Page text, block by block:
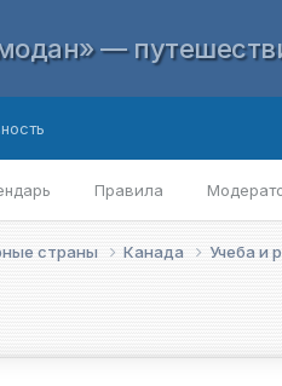
—
Правила
страны Канада Учеба и